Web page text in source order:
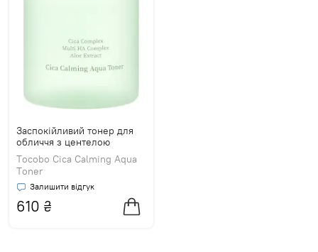
Заспокійливий тонер для
обличчя з центелою
Tocobo Cica Calming Aqua
Toner
Залишити відгук
610 ₴